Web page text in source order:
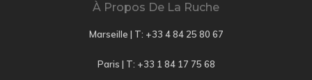
À Propos De La Ruche
Marseille | T: +33 4 84 25 80 67
Paris | T: +33 1 84 17 75 68